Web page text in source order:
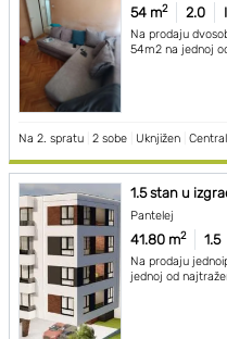
54 m2 2.0
Na prodaju
54m2 na jednoj
Na 2. spratu 2 sobe Uknjižen
1.5 stan u
Pantelej
41.80 m2 1.5
Na prodaju
jednoj od